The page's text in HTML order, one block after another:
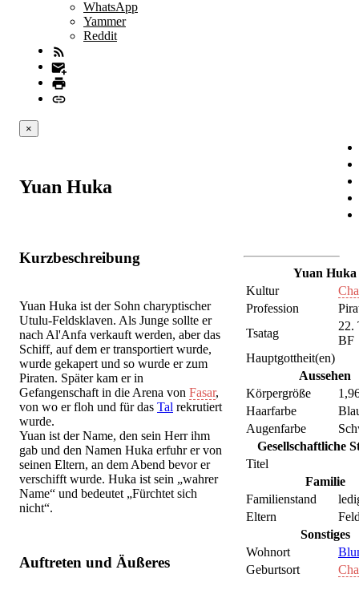
WhatsApp
Yammer
Reddit
×
Yuan Huka
Yuan Huka
Kultur
Profession
Tsatag
22.
BF
Hauptgottheit(en)
Aussehen
Körpergröße
Haarfarbe
Augenfarbe
Gesellschaftliche
Titel
Familie
Familienstand
Eltern
Sonstiges
Wohnort
Geburtsort
Kurzbeschreibung
Yuan Huka ist der Sohn charyptischer
Utulu-Feldsklaven. Als Junge sollte er
nach Al'Anfa verkauft werden, aber das
Schiff, auf dem er transportiert wurde,
wurde gekapert und so wurde er zum
Piraten. Später kam er in
Gefangenschaft in die Arena von Fasar,
von wo er floh und für das Tal rekrutiert
wurde.
Yuan ist der Name, den sein Herr ihm
gab und den Namen Huka erfuhr er von
seinen Eltern, an dem Abend bevor er
verschifft wurde. Huka ist sein „wahrer
Name“ und bedeutet „Fürchtet sich
nicht“.
Auftreten und Äußeres